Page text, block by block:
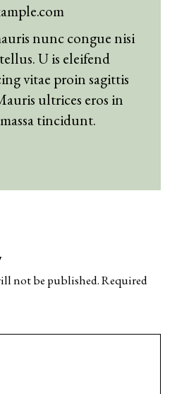
nunc congue nisi
U is eleifend
vitae proin sagittis
ultrices eros in
tincidunt.
not be published.Required